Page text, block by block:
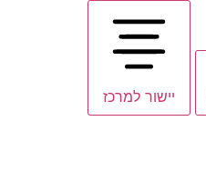
יישור למרכז